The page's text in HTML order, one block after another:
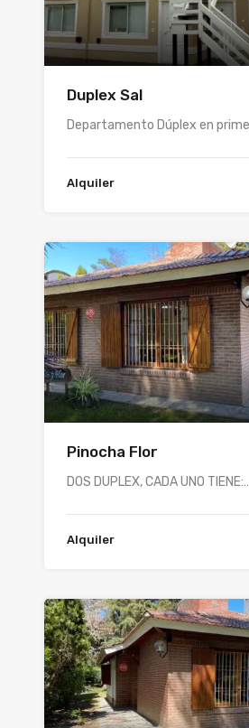
Duplex Sal
Departamento Dúplex en
Alquiler
Pinocha Flor
DOS DUPLEX, CADA UNO
Alquiler